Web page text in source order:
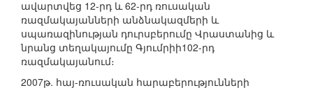
ավարտվեց 12-րդ և 62-րդ ռուսական
ռազմակայանների անձնակազմերի և
սպառազինության դուրսբերումը Վրաստանից և
նրանց տեղակայումը Գյումրիի102-րդ
ռազմակայանում։
2007թ. հայ-ռուսական հարաբերությունների